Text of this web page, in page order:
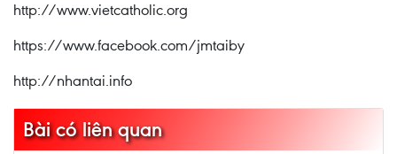
http://www.vietcatholic.org
https://www.facebook.com/jmtaiby
http://nhantai.info
Bài có liên quan